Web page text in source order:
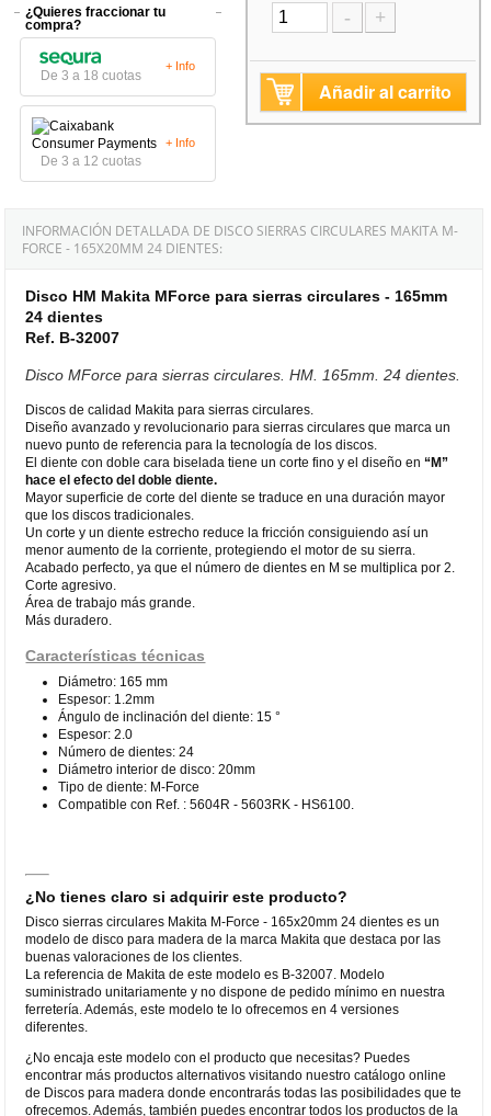
¿Quieres fraccionar tu
compra?
De 3 a 18 cuotas
+ Info
De 3 a 12 cuotas
+ Info
- +
Añadir al carrito
INFORMACIÓN DETALLADA DE DISCO SIERRAS CIRCULARES MAKITA M-
FORCE - 165X20MM 24 DIENTES:
Disco HM Makita MForce para sierras circulares - 165mm
24 dientes
Ref. B-32007
Disco MForce para sierras circulares. HM. 165mm. 24 dientes.
Discos de calidad Makita para sierras circulares.
Diseño avanzado y revolucionario para sierras circulares que marca un
nuevo punto de referencia para la tecnología de los discos.
El diente con doble cara biselada tiene un corte fino y el diseño en“M”
hace el efecto del doble diente.
Mayor superficie de corte del diente se traduce en una duración mayor
que los discos tradicionales.
Un corte y un diente estrecho reduce la fricción consiguiendo así un
menor aumento de la corriente, protegiendo el motor de su sierra.
Acabado perfecto, ya que el número de dientes en M se multiplica por 2.
Corte agresivo.
Área de trabajo más grande.
Más duradero.
Características técnicas
Diámetro: 165 mm
Espesor: 1.2mm
Ángulo de inclinación del diente: 15 °
Espesor: 2.0
Número de dientes: 24
Diámetro interior de disco: 20mm
Tipo de diente: M-Force
Compatible con Ref. : 5604R - 5603RK - HS6100.
¿No tienes claro si adquirir este producto?
Disco sierras circulares Makita M-Force - 165x20mm 24 dientes es un
modelo de disco para madera de la marca Makita que destaca por las
buenas valoraciones de los clientes.
La referencia de Makita de este modelo es B-32007. Modelo
suministrado unitariamente y no dispone de pedido mínimo en nuestra
ferretería. Además, este modelo te lo ofrecemos en 4 versiones
diferentes.
¿No encaja este modelo con el producto que necesitas? Puedes
encontrar más productos alternativos visitando nuestro catálogo online
de Discos para madera donde encontrarás todas las posibilidades que te
ofrecemos. Además, también puedes encontrar todos los productos de la